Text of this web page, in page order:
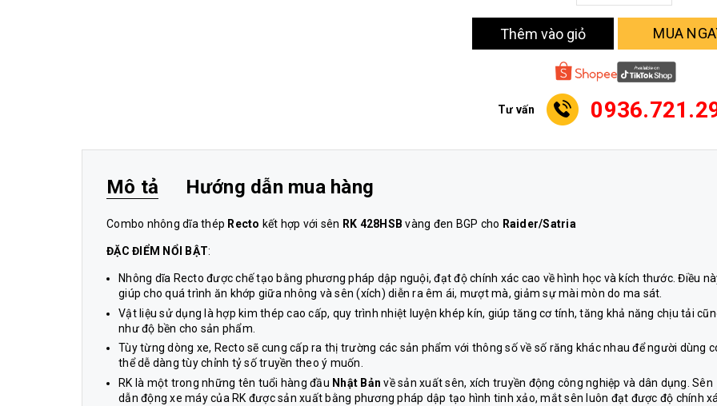
Thêm vào giỏ MUA
Tư vấn
Mô tả Hướng dẫn mua hàng
Combo nhông dĩa thép Recto kết hợp với sên RK 428HSB vàng đen BGP cho Raider/Satria
ĐẶC ĐIỂM NỔI BẬT:
Nhông dĩa Recto được chế tạo bằng phương pháp dập nguội, đạt độ chính xác cao về hình học và kích thước. Điều
giúp cho quá trình ăn khớp giữa nhông và sên (xích) diễn ra êm ái, mượt mà, giảm sự mài mòn do ma sát.
Vật liệu sử dụng là hợp kim thép cao cấp, quy trình nhiệt luyện khép kín, giúp tăng cơ tính, tăng khả năng chịu tải
như độ bền cho sản phẩm.
Tùy từng dòng xe, Recto sẽ cung cấp ra thị trường các sản phẩm với thông số về số răng khác nhau để người dùng
thể dễ dàng tùy chỉnh tỷ số truyền theo ý muốn.
RK là một trong những tên tuổi hàng đầu Nhật Bản về sản xuất sên, xích truyền động công nghiệp và dân dụng. Sên
dẫn động xe máy của RK được sản xuất bằng phương pháp dập tạo hình tinh xảo, mắt sên luôn đạt được độ chính